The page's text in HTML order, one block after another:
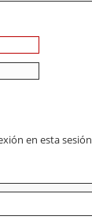
en esta sesión